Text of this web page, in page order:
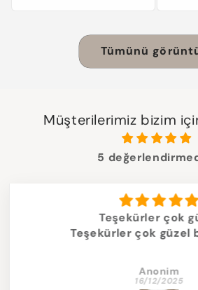
Tümünü
Müşterilerimiz bizim
5
Teşekürler çok
Teşekürler çok güzel
Anonim
16/12/2025